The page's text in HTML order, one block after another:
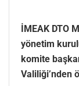
İMEAK DTO
yönetim
komite
Valiliği’nden